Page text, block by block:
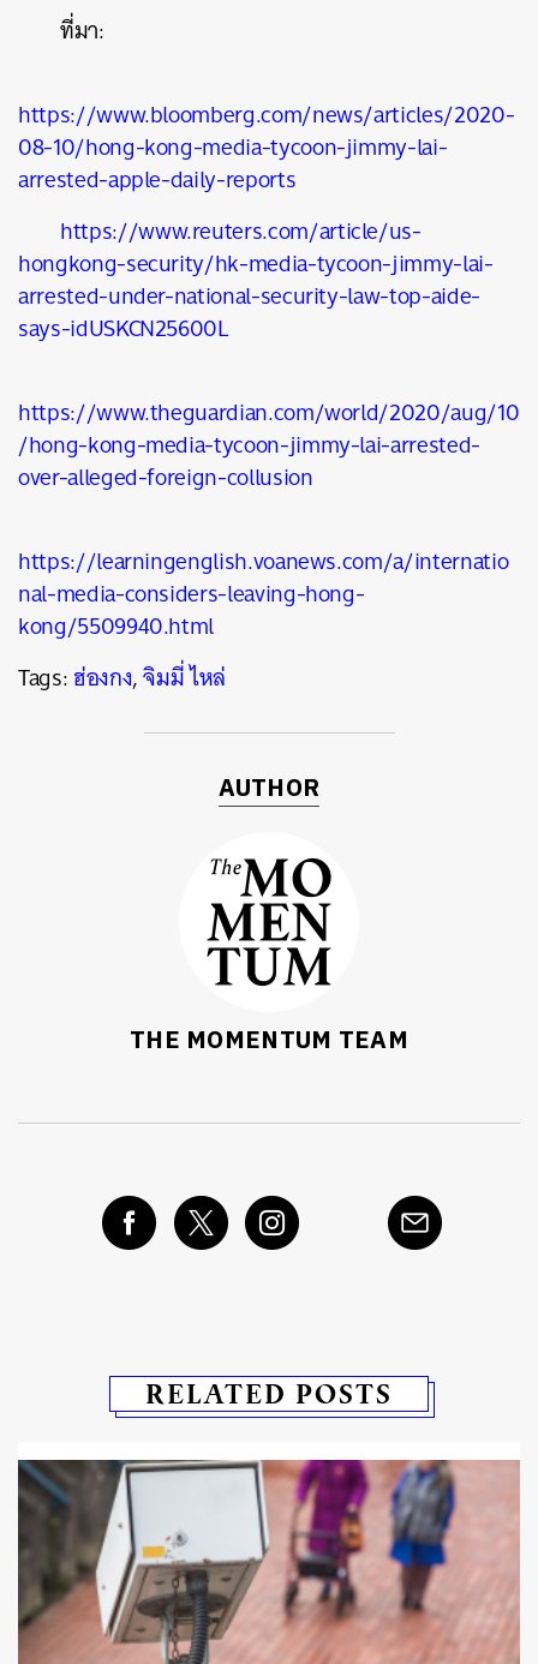
ที่มา:
https://www.bloomberg.com/news/articles/2020-
08-10/hong-kong-media-tycoon-jimmy-lai-
arrested-apple-daily-reports
https://www.reuters.com/article/us-
hongkong-security/hk-media-tycoon-jimmy-lai-
arrested-under-national-security-law-top-aide-
says-idUSKCN25600L
https://www.theguardian.com/world/2020/aug/10
/hong-kong-media-tycoon-jimmy-lai-arrested-
over-alleged-foreign-collusion
https://learningenglish.voanews.com/a/internatio
nal-media-considers-leaving-hong-
kong/5509940.html
Tags:ฮ่องกง,จิมมี่ ไหล่
AUTHOR
THE MOMENTUM TEAM
RELATED POSTS
ค้นหา